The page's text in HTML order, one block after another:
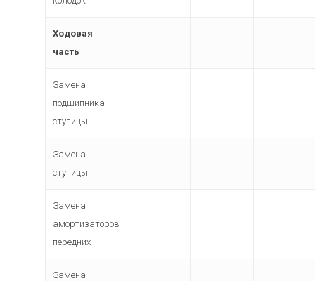
Ходовая
часть
Замена
подшипника
ступицы
Замена
ступицы
Замена
амортизаторов
передних
Замена